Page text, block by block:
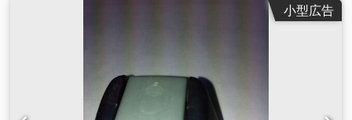
小型広告